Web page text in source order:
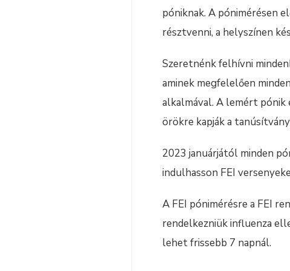
póniknak. A pónimérésen
résztvenni, a helyszínen
Szeretnénk felhívni
aminek megfelelően
alkalmával. A lemért pónik
örökre kapják a
2023 januárjától minden
indulhasson FEI
A FEI pónimérésre a FEI
rendelkezniük influenza
lehet frissebb 7 napnál.